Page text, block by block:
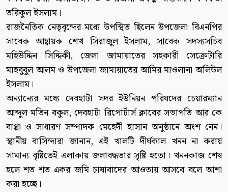
তরিকুল ইসলাম।
রাজনৈতিক নেতৃবৃন্দের মধ্যে উপস্থিত ছিলেন উপজেলা বিএনপির
সাবেক আহ্বায়ক শেখ সিরাজুল ইসলাম, সাবেক সদস্যসচিব
মহিউদ্দিন সিদ্দিকী, জেলা জামায়াতের সহকারী সেক্রেটারি
মাহবুবুল আলম ও উপজেলা জামায়াতের আমির মাওলানা অলিউল
ইসলাম।
অন্যান্যের মধ্যে দেবহাটা সদর ইউনিয়ন পরিষদের চেয়ারম্যান
আব্দুল মতিন বকুল, দেবহাটা রিপোর্টার্স ক্লাবের সভাপতি আর কে
বাপ্পা ও সাধারণ সম্পাদক মেহেদী হাসান অনুষ্ঠানে অংশ নেন।
স্থানীয় বাসিন্দারা জানান, এই খালটি দীর্ঘকাল খনন না করায়
সামান্য বৃষ্টিতেই এলাকায় জলাবদ্ধতার সৃষ্টি হতো। খননকাজ শেষ
হলে শত শত একর জমি চাষাবাদের আওতায় আসবে বলে আশা
করা হচ্ছে।